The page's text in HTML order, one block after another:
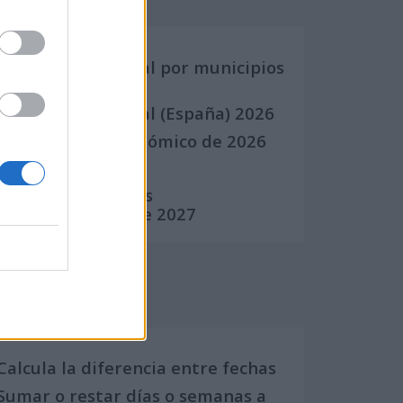
Calendario Laboral por municipios
Laboral (España) 2026
Calendario Astronómico de 2026
Lunar
Calendario de Días
Internacionales de 2027
la diferencia entre fechas
o restar días o semanas a